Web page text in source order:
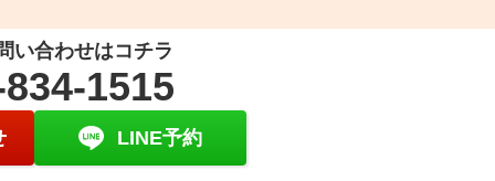
い合わせはコチラ
1515
LINE予約